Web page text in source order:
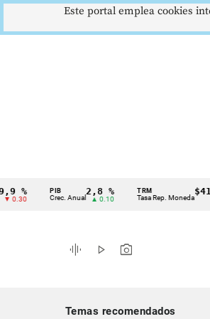
Cintillo
indicadores
económicos
PIB
Crec. Anual
2,8 %
▲ 0.10
TRM
Tasa Rep. Moneda ▲ 0.42
graphic_eq play_arrow photo_camera
Temas recomendados
Este portal emplea cookies